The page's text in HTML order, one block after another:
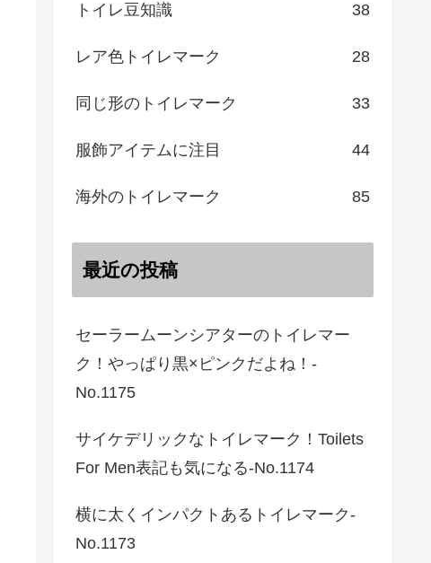
トイレ豆知識 38
レア色トイレマーク 28
同じ形のトイレマーク 33
服飾アイテムに注目 44
海外のトイレマーク 85
最近の投稿
セーラームーンシアターのトイレマー
ク！やっぱり黒×ピンクだよね！-
No.1175
サイケデリックなトイレマーク！Toilets
For Men表記も気になる-No.1174
横に太くインパクトあるトイレマーク-
No.1173